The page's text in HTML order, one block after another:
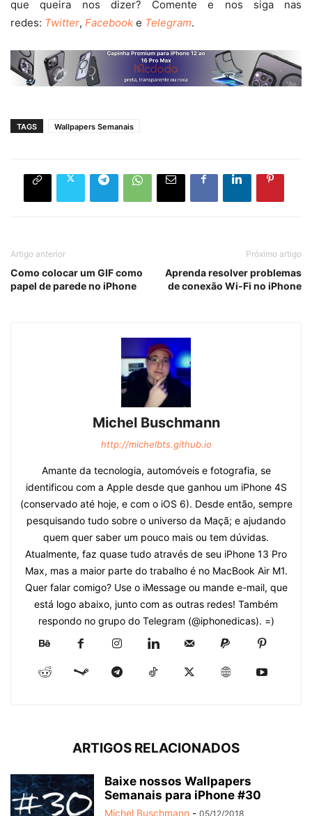
que queira nos dizer? Comente e nos siga nas
redes: Twitter, Facebook e Telegram.
TAGS Wallpapers Semanais
Artigo anterior
Como colocar um GIF como
papel de parede no iPhone
Próximo artigo
Aprenda resolver problemas
de conexão Wi-Fi no iPhone
Michel Buschmann
http://michelbts.github.io
Amante da tecnologia, automóveis e fotografia, se
identificou com a Apple desde que ganhou um iPhone 4S
(conservado até hoje, e com o iOS 6). Desde então, sempre
pesquisando tudo sobre o universo da Maçã; e ajudando
quem quer saber um pouco mais ou tem dúvidas.
Atualmente, faz quase tudo através de seu iPhone 13 Pro
Max, mas a maior parte do trabalho é no MacBook Air M1.
Quer falar comigo? Use o iMessage ou mande e-mail, que
está logo abaixo, junto com as outras redes! Também
respondo no grupo do Telegram (@iphonedicas). =)
ARTIGOS RELACIONADOS
Baixe nossos Wallpapers
Semanais para iPhone #30
Michel Buschmann - 05/12/2018